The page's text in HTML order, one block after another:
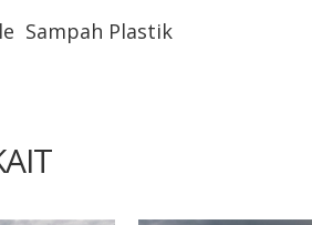
Sampah Plastik